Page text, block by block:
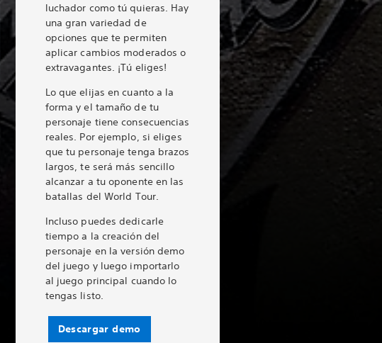
luchador como tú quieras. Hay
una gran variedad de
opciones que te permiten
aplicar cambios moderados o
extravagantes. ¡Tú eliges!
Lo que elijas en cuanto a la
forma y el tamaño de tu
personaje tiene consecuencias
reales. Por ejemplo, si eliges
que tu personaje tenga brazos
largos, te será más sencillo
alcanzar a tu oponente en las
batallas del World Tour.
Incluso puedes dedicarle
tiempo a la creación del
personaje en la versión demo
del juego y luego importarlo
al juego principal cuando lo
tengas listo.
Descargar demo